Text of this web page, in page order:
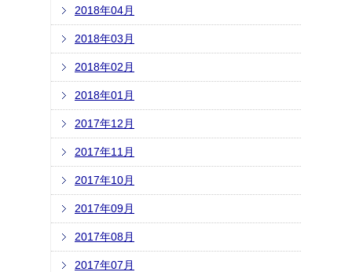
2018年04月
2018年03月
2018年02月
2018年01月
2017年12月
2017年11月
2017年10月
2017年09月
2017年08月
2017年07月